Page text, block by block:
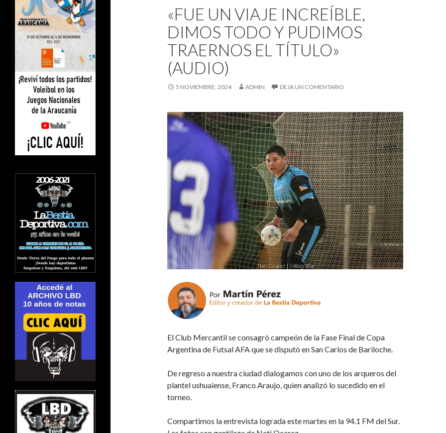
«FUE UN VIAJE INCREÍBLE,
DIMOS TODO Y PUDIMOS
TRAERNOS EL TÍTULO»
(AUDIO)
5 NOVIEMBRE, 2024 ADMIN DEJA UN COMENTARIO
El Club Mercantil se consagró campeón de la Fase Final de Copa
Argentina de Futsal AFA que se disputó en San Carlos de Bariloche.
De regreso a nuestra ciudad dialogamos con uno de los arqueros del
plantel ushuaiense, Franco Araujo, quien analizó lo sucedido en el
torneo.
Compartimos la entrevista lograda este martes en la 94.1 FM del Sur.